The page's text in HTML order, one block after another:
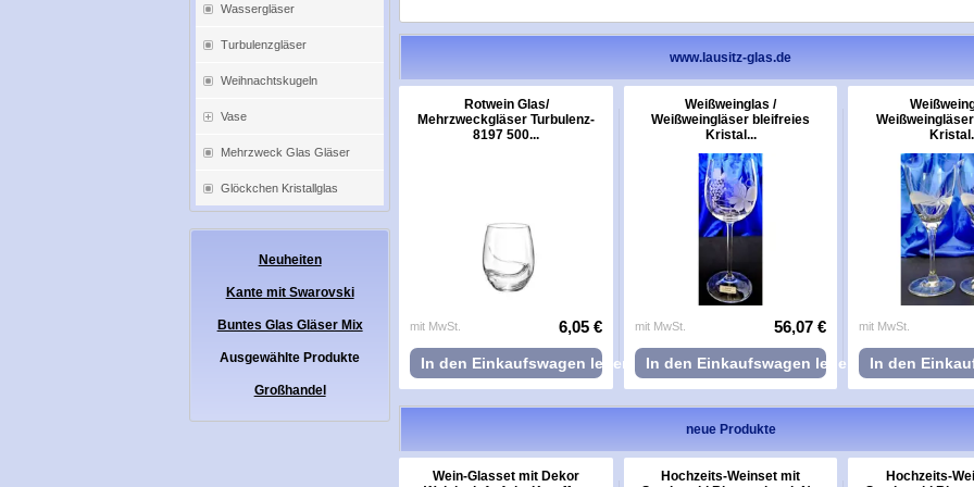
Wassergläser
Turbulenzgläser
Weihnachtskugeln
Vase
Mehrzweck Glas Gläser
Glöckchen Kristallglas
Neuheiten
Kante mit Swarovski
Buntes Glas Gläser Mix
Ausgewählte Produkte
Großhandel
www.lausitz-glas.de
Rotwein Glas/
Mehrzweckgläser Turbulenz-
8197 500...
mit MwSt. 6,05 €
In den Einkaufswagen legen
Weißweinglas /
Weißweingläser bleifreies
Kristal...
mit MwSt. 56,07 €
In den Einkaufswagen legen
mit MwSt.
In den
neue Produkte
Wein-Glasset mit Dekor
Hochzeits-Weinset mit
Hochzeits-